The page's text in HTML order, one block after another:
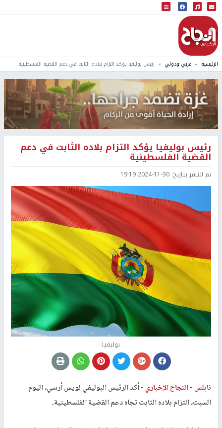
البث المباشر
إذاعة النجاح
الرئيسية عربي ودولي رئيس بوليفيا يؤكد التزام بلاده الثابت في دعم القضية الفلسطينية
رئيس بوليفيا يؤكد التزام بلاده الثابت في دعم
القضية الفلسطينية
تم النشر بتاريخ: 2024-11-30 19:19
بوليفيا
نابلس -النجاح الإخباري -أكد الرئيس البوليفي لويس أرسي، اليوم
السبت، التزام بلاده الثابت تجاه دعم القضية الفلسطينية.